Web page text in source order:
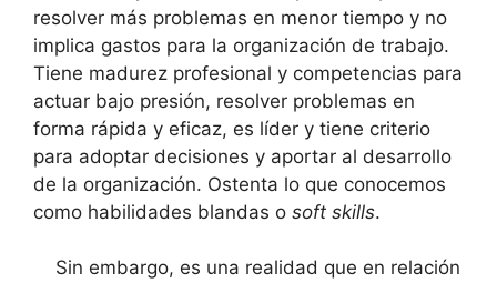
resolver más problemas en menor tiempo y no
implica gastos para la organización de trabajo.
Tiene madurez profesional y competencias para
actuar bajo presión, resolver problemas en
forma rápida y eficaz, es líder y tiene criterio
para adoptar decisiones y aportar al desarrollo
de la organización. Ostenta lo que conocemos
como habilidades blandas o soft skills.
Sin embargo, es una realidad que en relación